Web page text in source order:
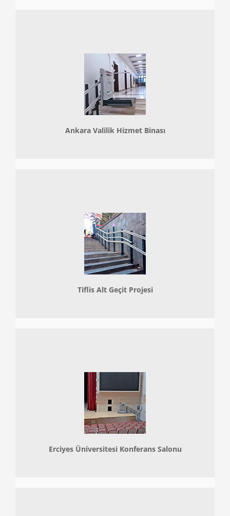
Ankara Valilik Hizmet Binası
Tiflis Alt Geçit Projesi
Erciyes Üniversitesi Konferans Salonu